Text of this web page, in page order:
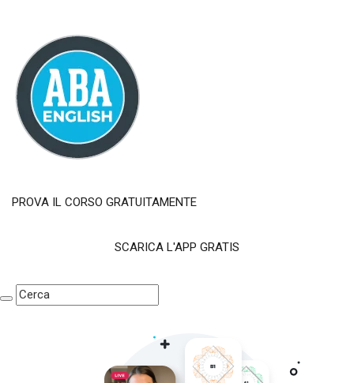
PROVA IL CORSO GRATUITAMENTE
SCARICA L'APP GRATIS